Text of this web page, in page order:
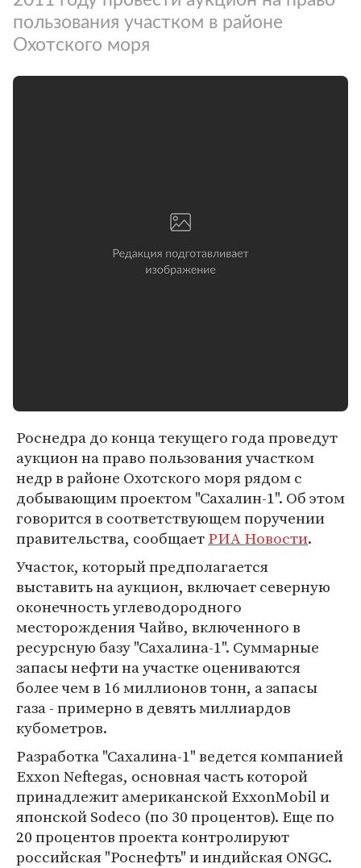
пользования участком в районе
Охотского моря
Роснедра до конца текущего года проведут
аукцион на право пользования участком
недр в районе Охотского моря рядом с
добывающим проектом "Сахалин-1". Об этом
говорится в соответствующем поручении
правительства, сообщаетРИА Новости.
Участок, который предполагается
выставить на аукцион, включает северную
оконечность углеводородного
месторождения Чайво, включенного в
ресурсную базу "Сахалина-1". Суммарные
запасы нефти на участке оцениваются
более чем в 16 миллионов тонн, а запасы
газа - примерно в девять миллиардов
кубометров.
Разработка "Сахалина-1" ведется компанией
Exxon Neftegas, основная часть которой
принадлежит американской ExxonMobil и
японской Sodeco (по 30 процентов). Еще по
20 процентов проекта контролируют
российская "Роснефть" и индийская ONGC.